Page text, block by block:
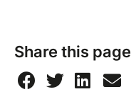
Share this page